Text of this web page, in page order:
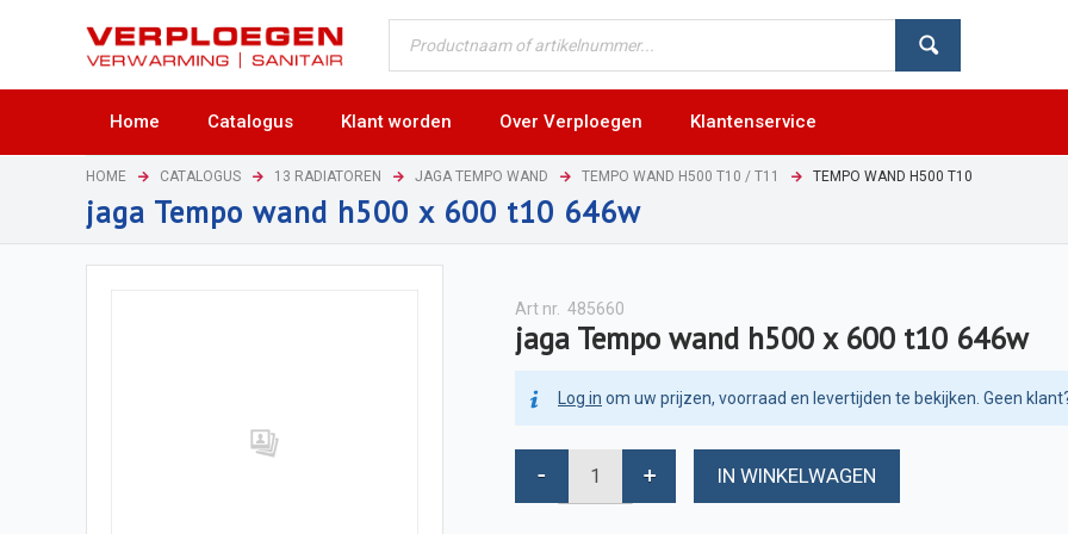
Home Catalogus Klant worden Over Verploegen Klantenservice
HOME CATALOGUS 13 RADIATOREN JAGA TEMPO WAND TEMPO WAND H500 T10 / T11 TEMPO WAND H500 T10
jaga Tempo wand h500 x 600 t10 646w
Art nr. 485660
jaga Tempo wand h500 x 600 t10 646w
Log in om uw prijzen, voorraad en levertijden te bekijken. Geen
IN WINKELWAGEN